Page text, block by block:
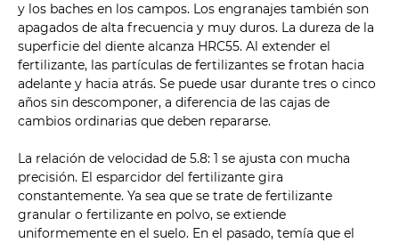
y los baches en los campos. Los engranajes también son
apagados de alta frecuencia y muy duros. La dureza de la
superficie del diente alcanza HRC55. Al extender el
fertilizante, las partículas de fertilizantes se frotan hacia
adelante y hacia atrás. Se puede usar durante tres o cinco
años sin descomponer, a diferencia de las cajas de
cambios ordinarias que deben repararse.
La relación de velocidad de 5.8: 1 se ajusta con mucha
precisión. El esparcidor del fertilizante gira
constantemente. Ya sea que se trate de fertilizante
granular o fertilizante en polvo, se extiende
uniformemente en el suelo. En el pasado, temía que el